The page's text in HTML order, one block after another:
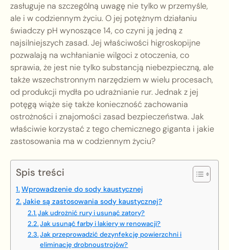
zasługuje na szczególną uwagę nie tylko w przemyśle,
ale i w codziennym życiu. O jej potężnym działaniu
świadczy pH wynoszące 14, co czyni ją jedną z
najsilniejszych zasad. Jej właściwości higroskopijne
pozwalają na wchłanianie wilgoci z otoczenia, co
sprawia, że jest nie tylko substancją niebezpieczną, ale
także wszechstronnym narzędziem w wielu procesach,
od produkcji mydła po udrażnianie rur. Jednak z jej
potęgą wiąże się także konieczność zachowania
ostrożności i znajomości zasad bezpieczeństwa. Jak
właściwie korzystać z tego chemicznego giganta i jakie
zastosowania ma w codziennym życiu?
Spis treści
Wprowadzenie do sody kaustycznej
Jakie są zastosowania sody kaustycznej?
Jak udrożnić rury i usunąć zatory?
Jak usunąć farby i lakiery w renowacji?
Jak przeprowadzić dezynfekcję powierzchni i
eliminację drobnoustrojów?